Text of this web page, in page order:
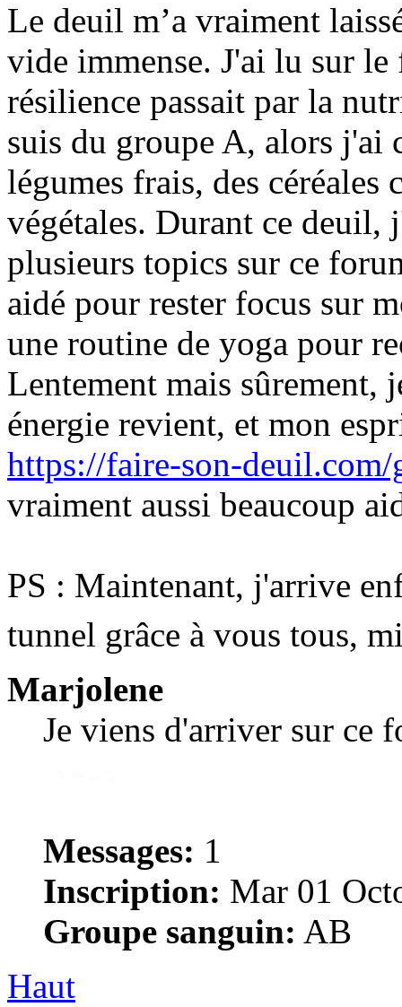
Le deuil m’a vraiment
vide immense. J'ai lu sur
résilience passait par la
suis du groupe A, alors j'ai
légumes frais, des céréales
végétales. Durant ce deuil,
plusieurs topics sur ce
aidé pour rester focus sur
une routine de yoga pour
Lentement mais sûrement,
énergie revient, et mon
https://faire-son-
vraiment aussi beaucoup
PS : Maintenant, j'arrive
tunnel grâce à vous tous,
Marjolene
Je viens d'arriver sur ce
Messages: 1
Inscription: Mar 01
Groupe sanguin: AB
Haut